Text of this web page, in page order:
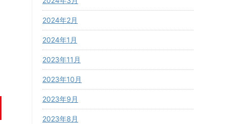
2024年2月
2024年1月
2023年11月
2023年10月
2023年9月
2023年8月